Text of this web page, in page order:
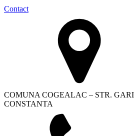
Contact
COMUNA COGEALAC – STR.
CONSTANTA